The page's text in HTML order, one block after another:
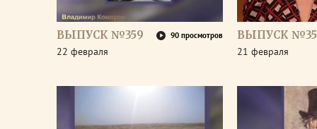
ВЫПУСК №359 90 просмотров
22 февраля
ВЫПУСК
21 февраля